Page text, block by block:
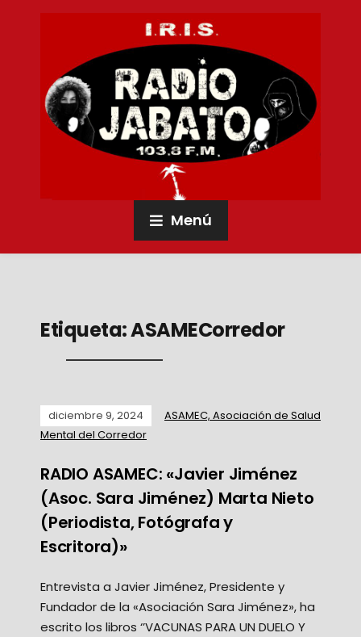
Menú
Etiqueta:ASAMECorredor
diciembre 9, 2024
ASAMEC, Asociación de Salud
Mental del Corredor
RADIO ASAMEC: «Javier Jiménez
(Asoc. Sara Jiménez) Marta Nieto
(Periodista, Fotógrafa y
Escritora)»
Entrevista a Javier Jiménez, Presidente y
Fundador de la «Asociación Sara Jiménez», ha
escrito los libros ‘’VACUNAS PARA UN DUELO Y